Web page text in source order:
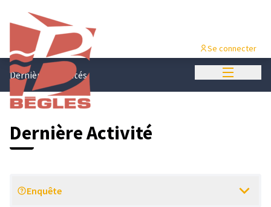
Menu
Se connecter
Dernières activités
Dernière Activité
Enquête